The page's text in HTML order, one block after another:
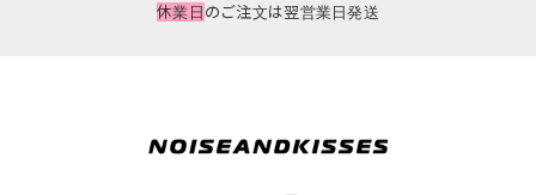
休業日のご注文は翌営業日発送